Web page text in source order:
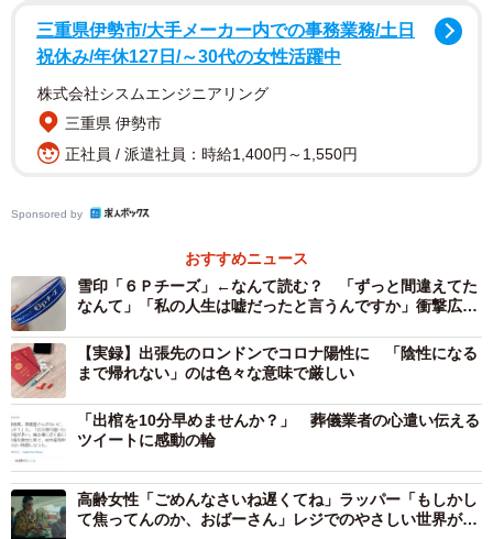
ってるみたいだからとりあえず検査できますか？」。ま
た、順番がまわってくるのが遅いからと、病院駐車場内か
ら救急車を呼んだ人もいたそうです。
三重県伊勢市/大手メーカー内での事務業務/土日
祝休み/年休127日/～30代の女性活躍中
株式会社シスムエンジニアリング
三重県 伊勢市
正社員 / 派遣社員：時給1,400円～1,550円
Sponsored by
おすすめニュース
雪印「６Ｐチーズ」←なんて読む？ 「ずっと間違えてた
なんて」「私の人生は嘘だったと言うんですか」衝撃広が
【実録】出張先のロンドンでコロナ陽性に 「陰性になる
まで帰れない」のは色々な意味で厳しい
「出棺を10分早めませんか？」 葬儀業者の心遣い伝える
ツイートに感動の輪
高齢女性「ごめんなさいね遅くてね」ラッパー「もしかし
て焦ってんのか、おばーさん」レジでのやさしい世界が話